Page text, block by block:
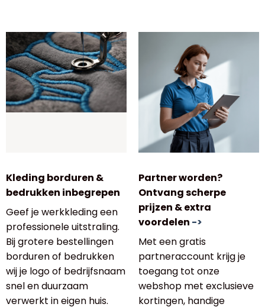
Kleding borduren &
bedrukken inbegrepen
Geef je werkkleding een
professionele uitstraling.
Bij grotere bestellingen
borduren of bedrukken
wij je logo of bedrijfsnaam
snel en duurzaam
verwerkt in eigen huis.
Partner worden?
Ontvang scherpe
prijzen & extra
voordelen ->
Met een gratis
partneraccount krijg je
toegang tot onze
webshop met exclusieve
kortingen, handige